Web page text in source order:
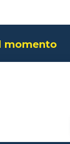
momento